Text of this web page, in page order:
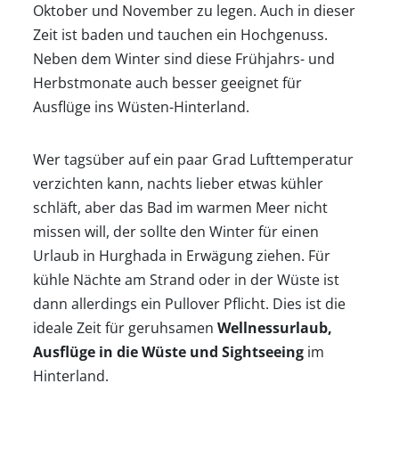
Oktober und November zu legen. Auch in dieser
Zeit ist baden und tauchen ein Hochgenuss.
Neben dem Winter sind diese Frühjahrs- und
Herbstmonate auch besser geeignet für
Ausflüge ins Wüsten-Hinterland.
Wer tagsüber auf ein paar Grad Lufttemperatur
verzichten kann, nachts lieber etwas kühler
schläft, aber das Bad im warmen Meer nicht
missen will, der sollte den Winter für einen
Urlaub in Hurghada in Erwägung ziehen. Für
kühle Nächte am Strand oder in der Wüste ist
dann allerdings ein Pullover Pflicht. Dies ist die
ideale Zeit für geruhsamen Wellnessurlaub,
Ausflüge in die Wüste und Sightseeingim
Hinterland.